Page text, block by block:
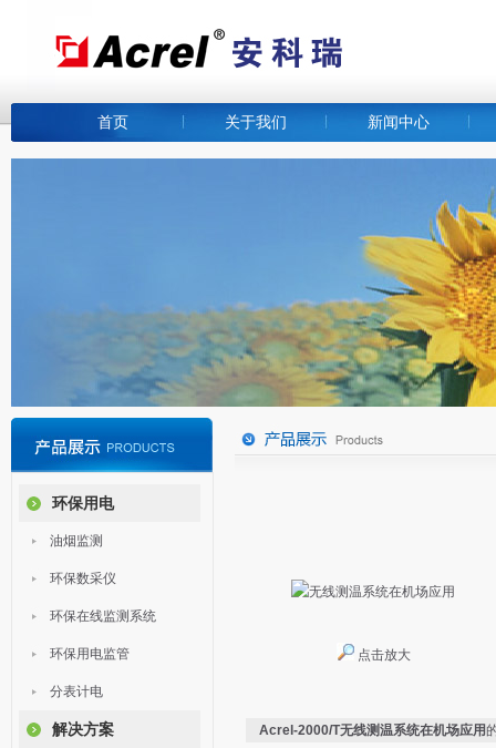
首页 关于我们 新闻中心
环保用电
油烟监测
环保数采仪
环保在线监测系统
环保用电监管
分表计电
解决方案
点击放大
Acrel-2000/T无线测温系统在机场应用